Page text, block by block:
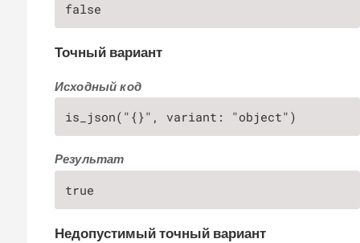
false
Точный вариант
Исходный код
is_json("{}", variant: "object")
Результат
true
Недопустимый точный вариант